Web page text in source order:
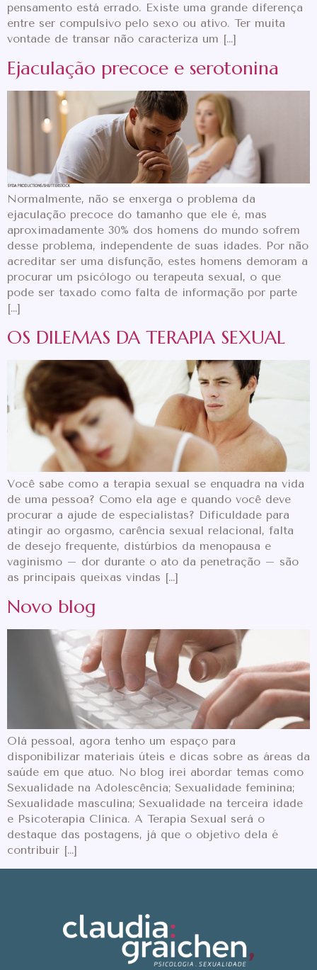
pensamento está errado. Existe uma grande diferença
entre ser compulsivo pelo sexo ou ativo. Ter muita
vontade de transar não caracteriza um […]
Ejaculação precoce e serotonina
Normalmente, não se enxerga o problema da
ejaculação precoce do tamanho que ele é, mas
aproximadamente 30% dos homens do mundo sofrem
desse problema, independente de suas idades. Por não
acreditar ser uma disfunção, estes homens demoram a
procurar um psicólogo ou terapeuta sexual, o que
pode ser taxado como falta de informação por parte
[…]
OS DILEMAS DA TERAPIA SEXUAL
Você sabe como a terapia sexual se enquadra na vida
de uma pessoa? Como ela age e quando você deve
procurar a ajude de especialistas? Dificuldade para
atingir ao orgasmo, carência sexual relacional, falta
de desejo frequente, distúrbios da menopausa e
vaginismo – dor durante o ato da penetração – são
as principais queixas vindas […]
Novo blog
Olá pessoal, agora tenho um espaço para
disponibilizar materiais úteis e dicas sobre as áreas da
saúde em que atuo. No blog irei abordar temas como
Sexualidade na Adolescência; Sexualidade feminina;
Sexualidade masculina; Sexualidade na terceira idade
e Psicoterapia Clínica. A Terapia Sexual será o
destaque das postagens, já que o objetivo dela é
contribuir […]